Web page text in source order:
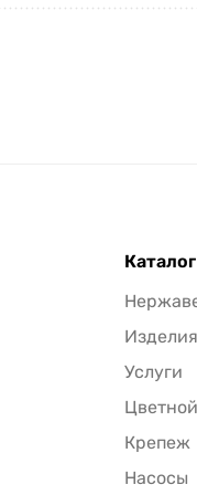
Каталог
Изделия
Услуги
Крепеж
Насосы